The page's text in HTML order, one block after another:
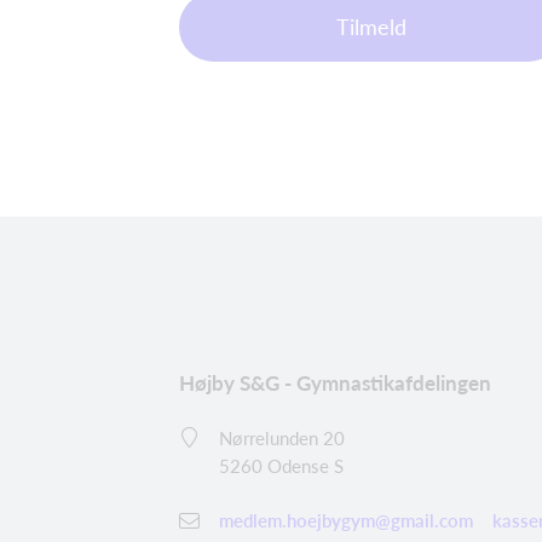
Tilmeld
Højby S&G - Gymnastikafdelingen
Nørrelunden 20
5260 Odense S
medlem.hoejbygym@gmail.com